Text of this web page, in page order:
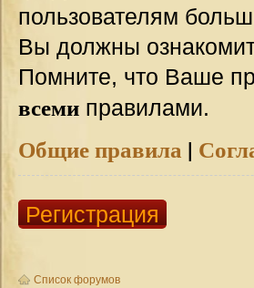
пользователям
Вы должны
Помните, что Ваше
всеми правилами.
Общие правила |
Регистрация
Список форумов